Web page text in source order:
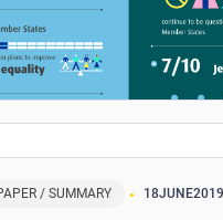
/ SUMMARY 18JUNE2019